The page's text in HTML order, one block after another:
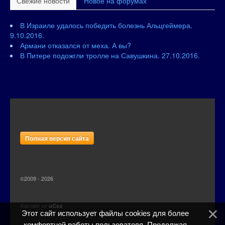
В Израиле удалось победить болезнь Альцгеймера.
9.10.2016.
Армани отказался от меха. А вы?
В Питере подожгли тролле на Савушкина. 27.10.2016.
Полная версия сайта
©2009 - 2026
Хостинг от uCoz
Этот сайт использует файлы cookies для более